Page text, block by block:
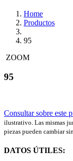
Home
Productos
95
ZOOM
95
Consultar sobre este
ilustrativo. Las mismas
piezas pueden cambiar
DATOS ÚTILES: